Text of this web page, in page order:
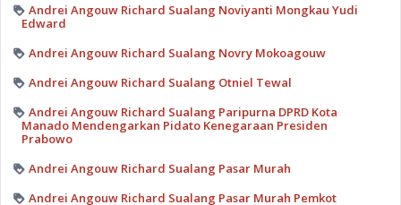
Andrei Angouw Richard Sualang Noviyanti Mongkau Yudi
Edward
Andrei Angouw Richard Sualang Novry Mokoagouw
Andrei Angouw Richard Sualang Otniel Tewal
Andrei Angouw Richard Sualang Paripurna DPRD Kota
Manado Mendengarkan Pidato Kenegaraan Presiden
Prabowo
Andrei Angouw Richard Sualang Pasar Murah
Andrei Angouw Richard Sualang Pasar Murah Pemkot